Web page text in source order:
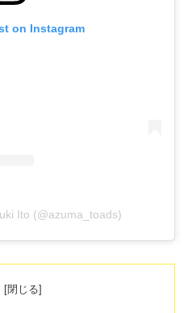
on Instagram
Ito (@azuma_toads)